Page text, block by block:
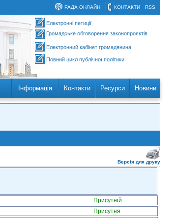
RSS
КОНТАКТИ
РАДА ОНЛАЙН
Електронні петиції
Громадське обговорення законопроєктів
Електронний кабінет громадянина
Повний цикл публічної політики
Інформація Контакти Ресурси Новини
Версія для друку
Присутній
Присутня